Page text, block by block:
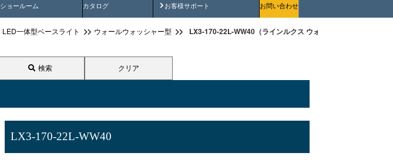
ショールーム カタログ お客様サポート
安全にご使用いただくためにお問い合わせ
LED一体型ベースライト ウォールウォッシャー型 LX3-170-22L-WW40（ラインルクス ウォールウォッシャー型
検索 クリア
LX3-170-22L-WW40